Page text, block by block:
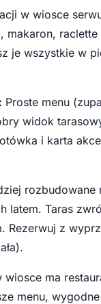
w wiosce
makaron, raclette
je wszystkie w
Proste menu
widok
i karta
rozbudowane
latem. Taras
Rezerwuj z
wiosce ma
menu,